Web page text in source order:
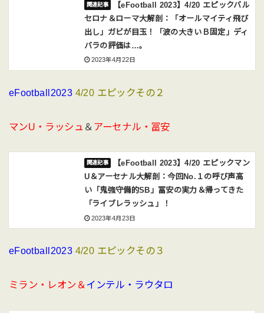
【eFootball 2023】4/20 エピックバル
セロナ＆ローマ大解剖：「オールマイティ飛び
出し」ガビが目玉！「波の大きいＢ固定」ディ
バラの評価は…。
2023年4月22日
eFootball2023 4/20 エピックその２
マンU・ラッシュ ＆ アーセナル・冨安
【eFootball 2023】4/20 エピックマン
U＆アーセナル大解剖：今回No.１の呼び声高
い「鬼強守備的SB」冨安の実力＆帰ってきた
「ライブレラッシュ」！
2023年4月23日
eFootball2023 4/20 エピックその３
ミラン・レオン＆インテル・ラウタロ